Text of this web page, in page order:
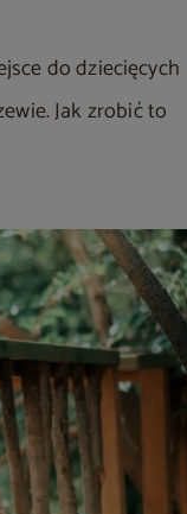
do dziecięcych
Jak zrobić to